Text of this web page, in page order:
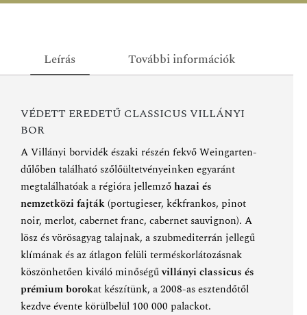
Leírás További információk
VÉDETT EREDETŰ CLASSICUS VILLÁNYI
BOR
A Villányi borvidék északi részén fekvő Weingarten-
dűlőben található szőlőültetvényeinken egyaránt
megtalálhatóak a régióra jellemzőhazai és
nemzetközi fajták(portugieser, kékfrankos, pinot
noir, merlot, cabernet franc, cabernet sauvignon). A
lösz és vörösagyag talajnak, a szubmediterrán jellegű
klímának és az átlagon felüli terméskorlátozásnak
köszönhetően kiváló minőségűvillányi classicus és
prémium borokat készítünk, a 2008-as esztendőtől
kezdve évente körülbelül 100 000 palackot.